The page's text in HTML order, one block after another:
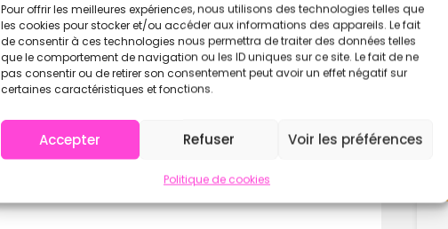
Pour offrir les meilleures expériences, nous utilisons des technologies telles que
les cookies pour stocker et/ou accéder aux informations des appareils. Le fait
de consentir à ces technologies nous permettra de traiter des données telles
que le comportement de navigation ou les ID uniques sur ce site. Le fait de ne
pas consentir ou de retirer son consentement peut avoir un effet négatif sur
certaines caractéristiques et fonctions.
Accepter Refuser Voir les préférences
Politique de cookies